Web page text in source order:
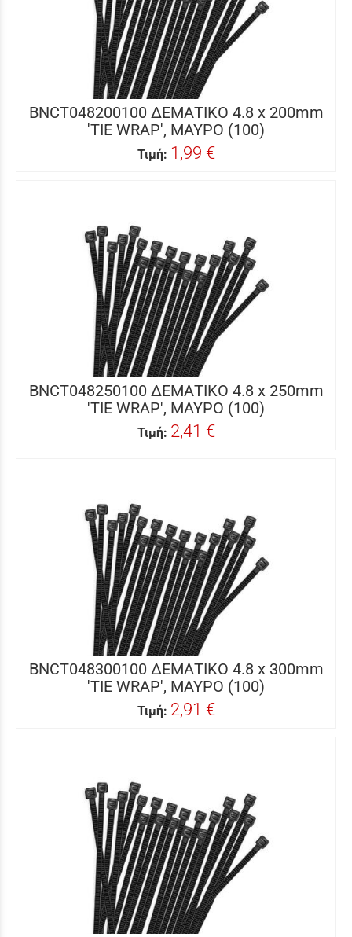
BNCT048200100 ΔΕΜΑΤΙΚΟ 4.8 x 200mm
'TIE WRAP', ΜΑΥΡΟ (100)
Τιμή: 1,99 €
BNCT048250100 ΔΕΜΑΤΙΚΟ 4.8 x 250mm
'TIE WRAP', ΜΑΥΡΟ (100)
Τιμή: 2,41 €
BNCT048300100 ΔΕΜΑΤΙΚΟ 4.8 x 300mm
'TIE WRAP', ΜΑΥΡΟ (100)
Τιμή: 2,91 €